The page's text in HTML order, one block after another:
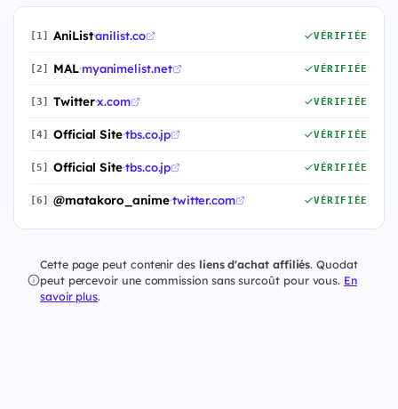
[1] AniList·anilist.co VÉRIFIÉE
[2] MAL·myanimelist.net VÉRIFIÉE
[3] Twitter·x.com VÉRIFIÉE
[4] Official Site·tbs.co.jp VÉRIFIÉE
[5] Official Site·tbs.co.jp VÉRIFIÉE
[6] @matakoro_anime·twitter.com VÉRIFIÉE
Cette page peut contenir des liens d'achat affiliés. Quodat
peut percevoir une commission sans surcoût pour vous. En
savoir plus.